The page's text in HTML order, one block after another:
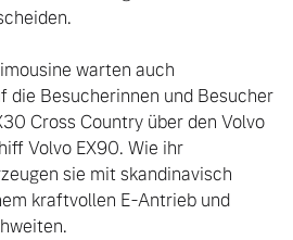
warten auch
die Besucherinnen und Besucher
Cross Country über den Volvo
Volvo EX90. Wie ihr
sie mit skandinavisch
kraftvollen E-Antrieb und